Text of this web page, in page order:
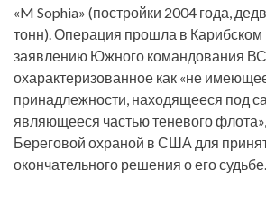
«M Sophia» (постройки 2004 года,
тонн). Операция прошла в
заявлению Южного командования
охарактеризованное как «не
принадлежности, находящееся под
являющееся частью теневого
Береговой охраной в США для
окончательного решения о его судьбе.